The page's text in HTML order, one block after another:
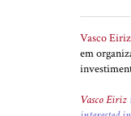
Vasco Eiriz
em
Vasco Eiriz